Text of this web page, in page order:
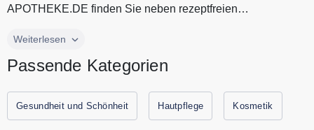
APOTHEKE.DE finden Sie neben rezeptfreien
APOTHEKE.DE ist Ihre zuverlässige Online Apotheke. Bei
Medikamenten bis hin zu Kosmetika sowie
Dabei können Sie durch ihre dauerhaft günstigen Preise bis
zu 60% sparen. Alle aktuellen Gutscheine und
Weiterlesen
Passende Kategorien
Gesundheit und Schönheit Hautpflege Kosmetik